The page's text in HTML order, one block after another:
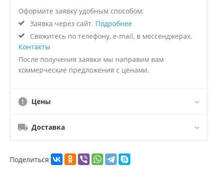
Оформите заявку удобным способом:
Заявка через сайт. Подробнее
Свяжитесь по телефону, e-mail, в мессенджерах.
Контакты
После получения заявки мы направим вам
коммерческие предложения с ценами.
Цены
Доставка
Поделиться